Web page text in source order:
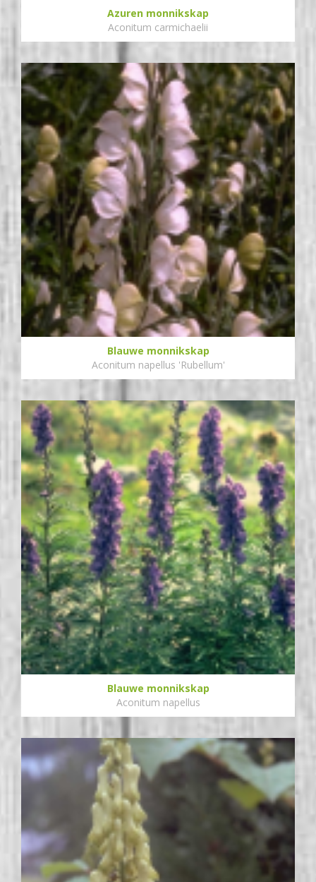
Azuren monnikskap
Aconitum carmichaelii
Blauwe monnikskap
Aconitum napellus 'Rubellum'
Blauwe monnikskap
Aconitum napellus